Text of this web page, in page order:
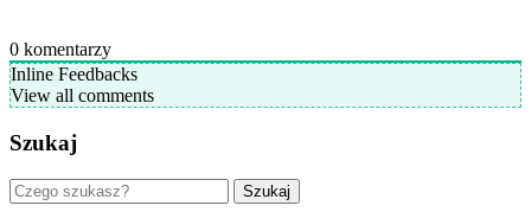
0 komentarzy
Inline Feedbacks
View all comments
Szukaj
Szukaj